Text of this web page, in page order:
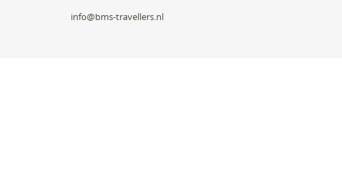
info@bms-travellers.nl